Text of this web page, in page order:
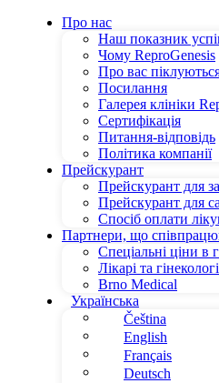
Про нас
Наш показник
Чому ReproGenesis
Про вас
Посилання
Галерея клініки
Сертифікація
Питання-відповідь
Політика компанії
Прейскурант
Прейскурант для
Прейскурант для
Спосіб оплати
Партнери, що
Спеціальні ціни в
Лікарі та
Brno Medical
Українська
Čeština
English
Français
Deutsch